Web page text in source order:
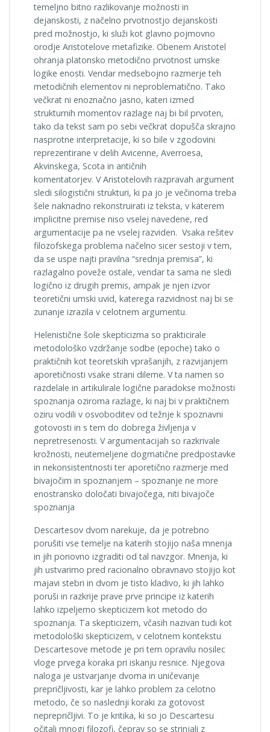
temeljno bitno razlikovanje možnosti in
dejanskosti, z načelno prvotnostjo dejanskosti
pred možnostjo, ki služi kot glavno pojmovno
orodje Aristotelove metafizike. Obenem Aristotel
ohranja platonsko metodično prvotnost umske
logike enosti. Vendar medsebojno razmerje teh
metodičnih elementov ni neproblematično. Tako
večkrat ni enoznačno jasno, kateri izmed
strukturnih momentov razlage naj bi bil prvoten,
tako da tekst sam po sebi večkrat dopušča skrajno
nasprotne interpretacije, ki so bile v zgodovini
reprezentirane v delih Avicenne, Averroesa,
Akvinskega, Scota in antičnih
komentatorjev. V Aristotelovih razpravah argument
sledi silogistični strukturi, ki pa jo je večinoma treba
šele naknadno rekonstruirati iz teksta, v katerem
implicitne premise niso vselej navedene, red
argumentacije pa ne vselej razviden. Vsaka rešitev
filozofskega problema načelno sicer sestoji v tem,
da se uspe najti pravilna “srednja premisa”, ki
razlagalno poveže ostale, vendar ta sama ne sledi
logično iz drugih premis, ampak je njen izvor
teoretični umski uvid, katerega razvidnost naj bi se
zunanje izrazila v celotnem argumentu.
Helenistične šole skepticizma so prakticirale
metodološko vzdržanje sodbe (epoche) tako o
praktičnih kot teoretskih vprašanjih, z razvijanjem
aporetičnosti vsake strani dileme. V ta namen so
razdelale in artikulirale logične paradokse možnosti
spoznanja oziroma razlage, ki naj bi v praktičnem
oziru vodili v osvoboditev od težnje k spoznavni
gotovosti in s tem do dobrega življenja v
nepretresenosti. V argumentacijah so razkrivale
krožnosti, neutemeljene dogmatične predpostavke
in nekonsistentnosti ter aporetično razmerje med
bivajočim in spoznanjem – spoznanje ne more
enostransko določati bivajočega, niti bivajoče
spoznanja
Descartesov dvom narekuje, da je potrebno
porušiti vse temelje na katerih stojijo naša mnenja
in jih ponovno izgraditi od tal navzgor. Mnenja, ki
jih ustvarimo pred racionalno obravnavo stojijo kot
majavi stebri in dvom je tisto kladivo, ki jih lahko
poruši in razkrije prave prve principe iz katerih
lahko izpeljemo skepticizem kot metodo do
spoznanja. Ta skepticizem, včasih nazivan tudi kot
metodološki skepticizem, v celotnem kontekstu
Descartesove metode je pri tem opravilu nosilec
vloge prvega koraka pri iskanju resnice. Njegova
naloga je ustvarjanje dvoma in uničevanje
prepričljivosti, kar je lahko problem za celotno
metodo, če so naslednji koraki za gotovost
neprepričljivi. To je kritika, ki so jo Descartesu
očitali mnogi filozofi, čeprav so se strinjali z